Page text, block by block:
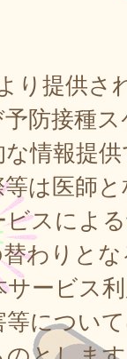
提供さ
防接種
情報提
は医師
スによ
わりと
ービス
につい